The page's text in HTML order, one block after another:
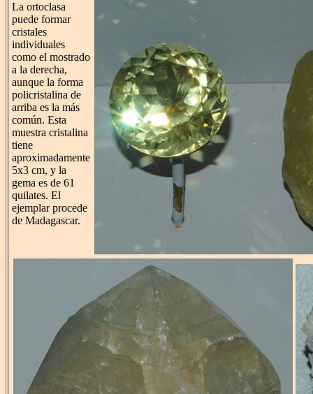
La ortoclasa
puede formar
cristales
individuales
como el mostrado
a la derecha,
aunque la forma
policristalina de
arriba es la más
común. Esta
muestra cristalina
tiene
aproximadamente
5x3 cm, y la
gema es de 61
quilates. El
ejemplar procede
de Madagascar.